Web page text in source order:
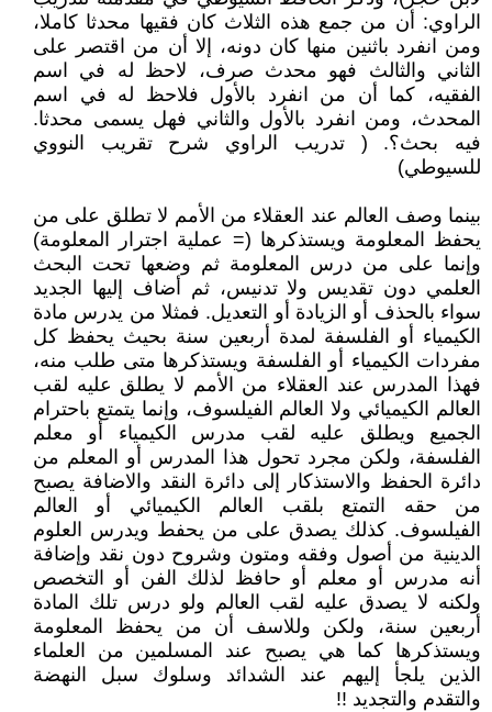
الراوي: أن من جمع هذه الثلاث كان فقيها محدثا كاملا،
ومن انفرد باثنين منها كان دونه، إلا أن من اقتصر على
الثاني والثالث فهو محدث صرف، لاحظ له في اسم
الفقيه، كما أن من انفرد بالأول فلاحظ له في اسم
المحدث، ومن انفرد بالأول والثاني فهل يسمى محدثا.
فيه بحث؟. ( تدريب الراوي شرح تقريب النووي
للسيوطي)
بينما وصف العالم عند العقلاء من الأمم لا تطلق على من
يحفظ المعلومة ويستذكرها (= عملية اجترار المعلومة)
وإنما على من درس المعلومة ثم وضعها تحت البحث
العلمي دون تقديس ولا تدنيس، ثم أضاف إليها الجديد
سواء بالحذف أو الزيادة أو التعديل. فمثلا من يدرس مادة
الكيمياء أو الفلسفة لمدة أربعين سنة بحيث يحفظ كل
مفردات الكيمياء أو الفلسفة ويستذكرها متى طلب منه،
فهذا المدرس عند العقلاء من الأمم لا يطلق عليه لقب
العالم الكيميائي ولا العالم الفيلسوف، وإنما يتمتع باحترام
الجميع ويطلق عليه لقب مدرس الكيمياء أو معلم
الفلسفة، ولكن مجرد تحول هذا المدرس أو المعلم من
دائرة الحفظ والاستذكار إلى دائرة النقد والاضافة يصبح
من حقه التمتع بلقب العالم الكيميائي أو العالم
الفيلسوف. كذلك يصدق على من يحفط ويدرس العلوم
الدينية من أصول وفقه ومتون وشروح دون نقد وإضافة
أنه مدرس أو معلم أو حافظ لذلك الفن أو التخصص
ولكنه لا يصدق عليه لقب العالم ولو درس تلك المادة
أربعين سنة، ولكن وللاسف أن من يحفظ المعلومة
ويستذكرها كما هي يصبح عند المسلمين من العلماء
الذين يلجأ إليهم عند الشدائد وسلوك سبل النهضة
والتقدم والتجديد !!